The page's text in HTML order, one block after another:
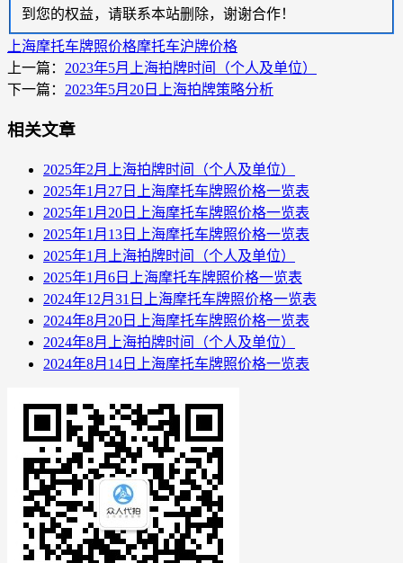
到您的权益，请联系本站删除，谢谢合作！
上海摩托车牌照价格摩托车沪牌价格
上一篇： 2023年5月上海拍牌时间（个人及单位）
下一篇： 2023年5月20日上海拍牌策略分析
相关文章
2025年2月上海拍牌时间（个人及单位）
2025年1月27日上海摩托车牌照价格一览表
2025年1月20日上海摩托车牌照价格一览表
2025年1月13日上海摩托车牌照价格一览表
2025年1月上海拍牌时间（个人及单位）
2025年1月6日上海摩托车牌照价格一览表
2024年12月31日上海摩托车牌照价格一览表
2024年8月20日上海摩托车牌照价格一览表
2024年8月上海拍牌时间（个人及单位）
2024年8月14日上海摩托车牌照价格一览表